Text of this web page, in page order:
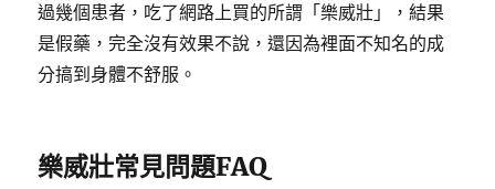
過幾個患者，吃了網路上買的所謂「樂威壯」，結果
是假藥，完全沒有效果不說，還因為裡面不知名的成
分搞到身體不舒服。
樂威壯常見問題FAQ